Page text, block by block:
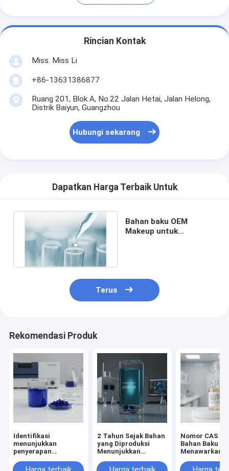
Rincian Kontak
Miss. Miss Li
+86-13631386877
Ruang 201, Blok A, No.22 Jalan Hetai, Jalan Helong,
Distrik Baiyun, Guangzhou
Hubungi sekarang
Dapatkan Harga Terbaik Untuk
Bahan baku OEM
Makeup untuk
Terus
Rekomendasi Produk
Identifikasi
menunjukkan
penyerapan
608nm Cairan biru
2 Tahun Sejak Bahan
yang Diproduksi
Menunjukkan
Maksimum Pada 604
Nomor CAS
Bahan Baku
Menawarkan
Perdagangan